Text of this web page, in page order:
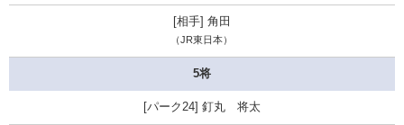
角田
（JR東日本）
5将
釘丸 将太